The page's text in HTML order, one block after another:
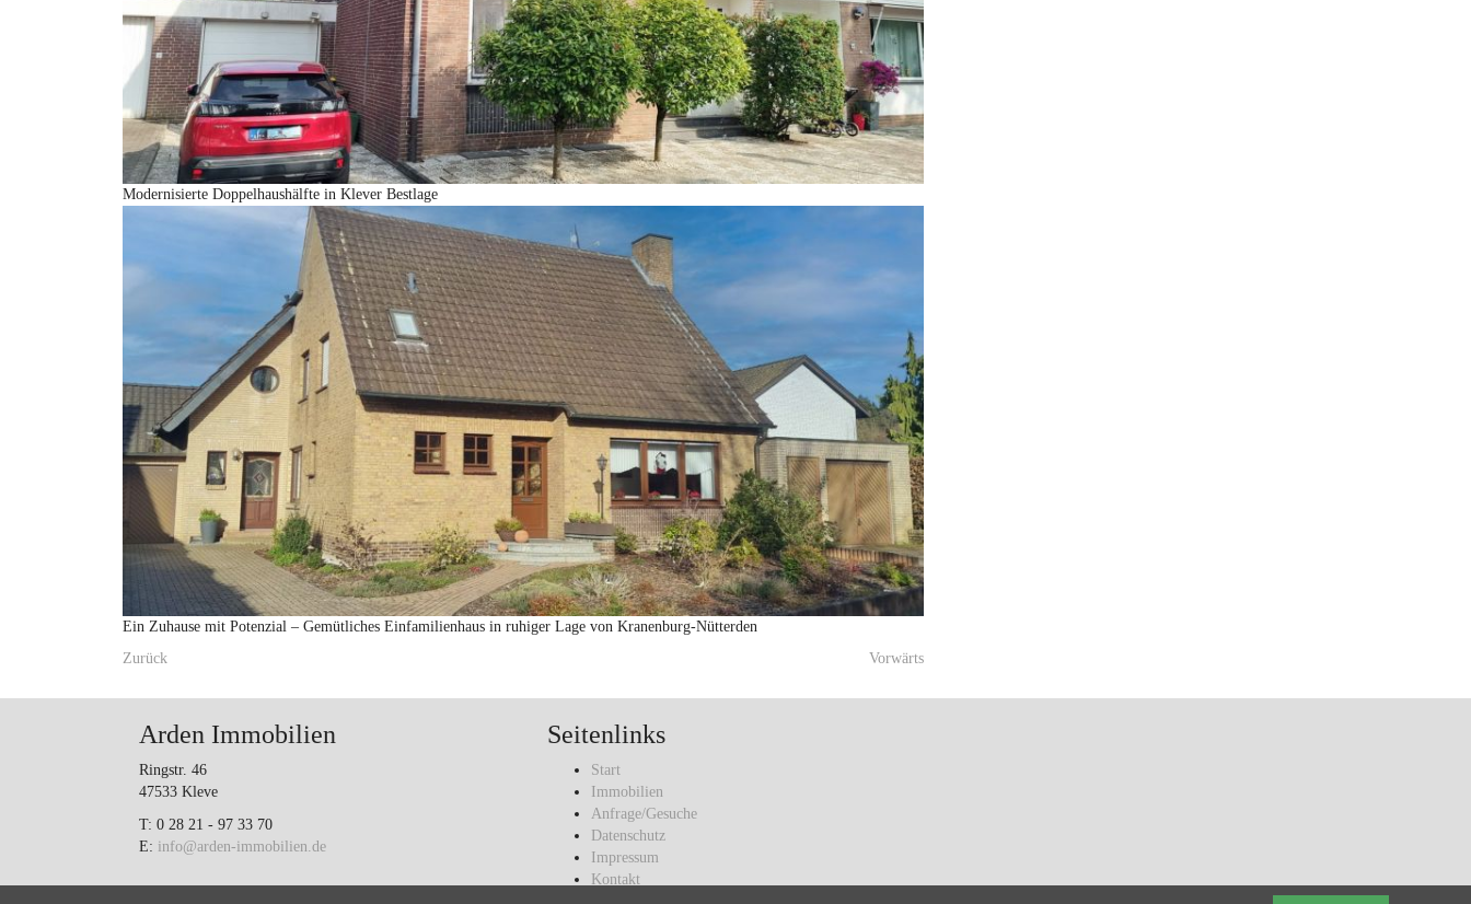
Modernisierte Doppelhaushälfte in Klever Bestlage
Ein Zuhause mit Potenzial – Gemütliches Einfamilienhaus in ruhiger Lage von Kranenburg-Nütterden
Zurück
Vorwärts
Arden Immobilien
Ringstr. 46
47533 Kleve
T: 0 28 21 - 97 33 70
E: info@arden-immobilien.de
Seitenlinks
Start
Immobilien
Anfrage/Gesuche
Datenschutz
Impressum
Kontakt